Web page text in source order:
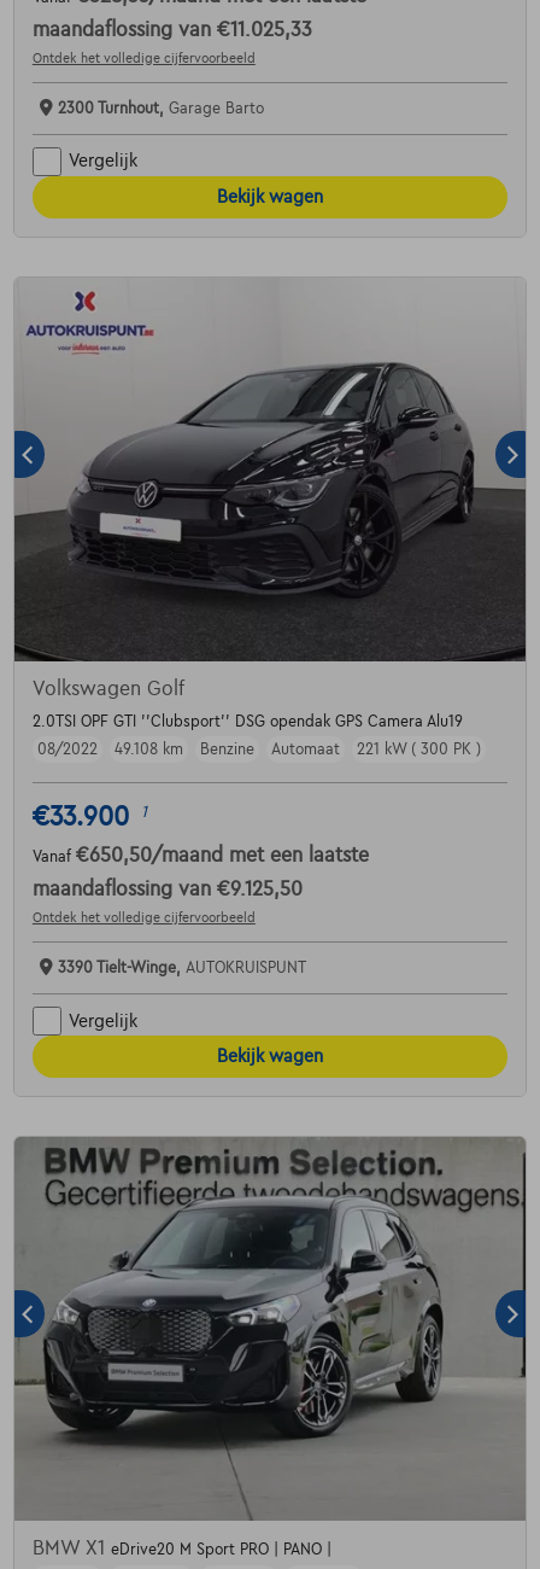
maandaflossing van €11.025,33
Ontdek het volledige cijfervoorbeeld
2300 Turnhout, Garage Barto
Vergelijk
Bekijk wagen
Volkswagen Golf
2.0TSI OPF GTI ''Clubsport'' DSG opendak GPS Camera Alu19
08/2022
49.108 km Benzine Automaat 221 kW ( 300 PK )
€33.900 1
Vanaf €650,50/maand met een laatste
maandaflossing van €9.125,50
Ontdek het volledige cijfervoorbeeld
3390 Tielt-Winge, AUTOKRUISPUNT
Vergelijk
Bekijk wagen
BMW X1 eDrive20 M Sport PRO | PANO |